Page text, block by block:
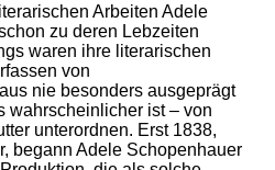
Arbeiten Adele
zu deren Lebzeiten
waren ihre literarischen
von
nie besonders ausgeprägt
wahrscheinlicher ist – von
unterordnen. Erst 1838,
begann Adele Schopenhauer